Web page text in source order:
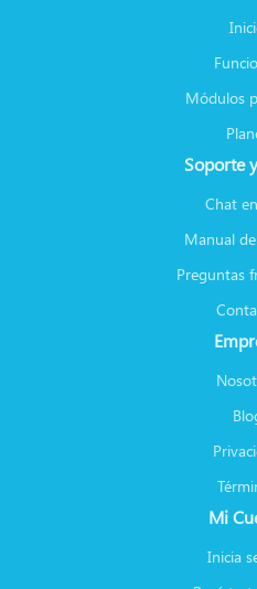
Módulos
Soporte
Chat
Manual
Preguntas
Mi
Inicia